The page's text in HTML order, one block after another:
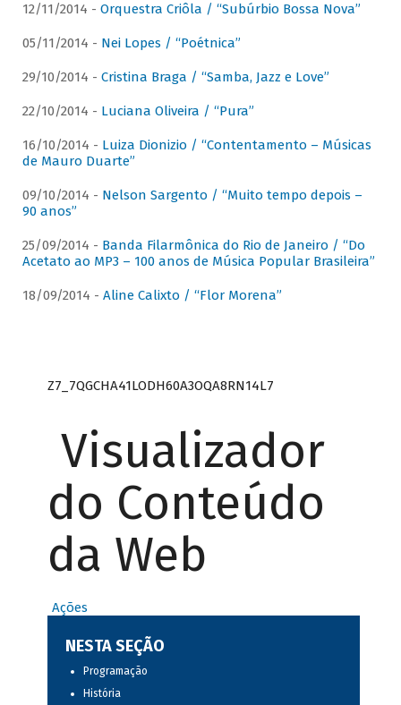
12/11/2014 - Orquestra Criôla / “Subúrbio Bossa Nova”
05/11/2014 - Nei Lopes / “Poétnica”
29/10/2014 - Cristina Braga / “Samba, Jazz e Love”
22/10/2014 - Luciana Oliveira / “Pura”
16/10/2014 - Luiza Dionizio / “Contentamento – Músicas
de Mauro Duarte”
09/10/2014 - Nelson Sargento / “Muito tempo depois –
90 anos”
25/09/2014 - Banda Filarmônica do Rio de Janeiro / “Do
Acetato ao MP3 – 100 anos de Música Popular Brasileira”
18/09/2014 - Aline Calixto / “Flor Morena”
Z7_7QGCHA41LODH60A3OQA8RN14L7
Visualizador
do Conteúdo
da Web
Ações
NESTA SEÇÃO
Programação
História